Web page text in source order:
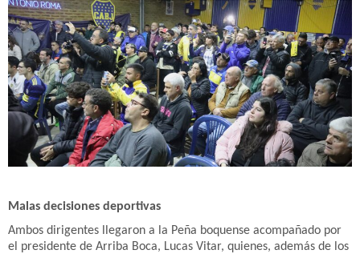
Malas decisiones deportivas
Ambos dirigentes llegaron a la Peña boquense acompañado por
el presidente de Arriba Boca, Lucas Vitar, quienes, además de los